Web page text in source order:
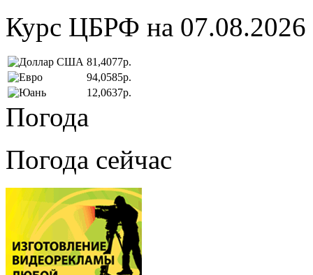
Курс ЦБРФ на 07.08.2026
81,4077р.
94,0585р.
12,0637р.
Погода
Погода сейчас